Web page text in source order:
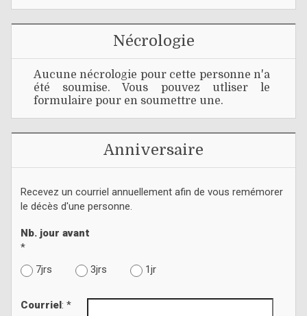
Nécrologie
Aucune nécrologie pour cette personne n'a
été soumise. Vous pouvez utliser le
formulaire pour en soumettre une.
Anniversaire
Recevez un courriel annuellement afin de vous remémorer
le décès d'une personne.
Nb. jour avant
*
7jrs
3jrs 1jr
Courriel : *